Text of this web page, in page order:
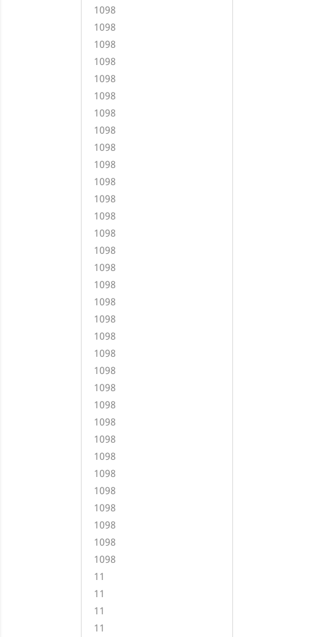
1098
1098
1098
1098
1098
1098
1098
1098
1098
1098
1098
1098
1098
1098
1098
1098
1098
1098
1098
1098
1098
1098
1098
1098
1098
1098
1098
1098
1098
1098
1098
1098
1098
11
11
11
11